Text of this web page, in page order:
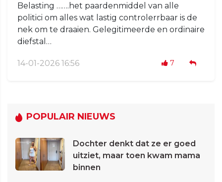
Belasting …….het paardenmiddel van alle
politici om alles wat lastig controlerrbaar is de
nek om te draaien. Gelegitimeerde en ordinaire
diefstal…
14-01-2026 16:56 7
POPULAIR NIEUWS
Dochter denkt dat ze er goed
uitziet, maar toen kwam mama
binnen